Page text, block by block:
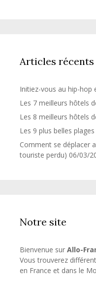
Articles récents
Initiez-vous au hip-hop
Les 7 meilleurs hôtels
Les 8 meilleurs hôtels
Les 9 plus belles
Comment se déplacer
touriste perdu) 06/03/
Notre site
Bienvenue sur Allo-
Vous trouverez
en France et dans le